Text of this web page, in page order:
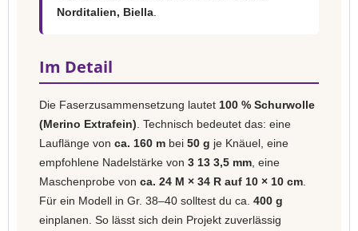
Norditalien, Biella
Im Detail
Die Faserzusammensetzung lautet 100 % Schurwolle
(Merino Extrafein) . Technisch bedeutet das: eine
Lauflänge von ca. 160 m bei 50 g je Knäuel, eine
empfohlene Nadelstärke von 3 13 3,5 mm , eine
Maschenprobe von ca. 24 M × 34 R auf 10 × 10 cm
Für ein Modell in Gr. 38–40 solltest du ca. 400 g
einplanen. So lässt sich dein Projekt zuverlässig